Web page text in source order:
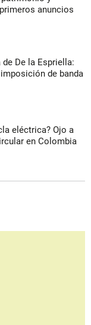
anuncios
De la Espriella:
de banda
eléctrica? Ojo a
en Colombia